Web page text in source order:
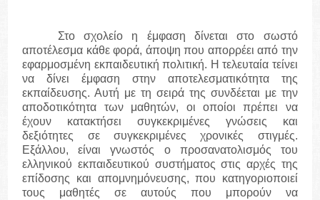
Στο σχολείο η έμφαση δίνεται στο σωστό
αποτέλεσμα κάθε φορά, άποψη που απορρέει από την
εφαρμοσμένη εκπαιδευτική πολιτική. Η τελευταία τείνει
να δίνει έμφαση στην αποτελεσματικότητα της
εκπαίδευσης. Αυτή με τη σειρά της συνδέεται με την
αποδοτικότητα των μαθητών, οι οποίοι πρέπει να
έχουν κατακτήσει συγκεκριμένες γνώσεις και
δεξιότητες σε συγκεκριμένες χρονικές στιγμές.
Εξάλλου, είναι γνωστός ο προσανατολισμός του
ελληνικού εκπαιδευτικού συστήματος στις αρχές της
επίδοσης και απομνημόνευσης, που κατηγοριοποιεί
τους μαθητές σε αυτούς που μπορούν να